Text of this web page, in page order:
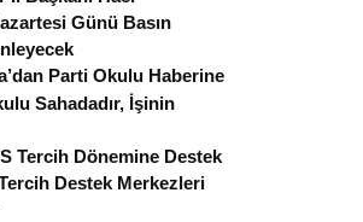
Günü Basın
Parti Okulu Haberine
Sahadadır, İşinin
Tercih Dönemine Destek
Destek Merkezleri